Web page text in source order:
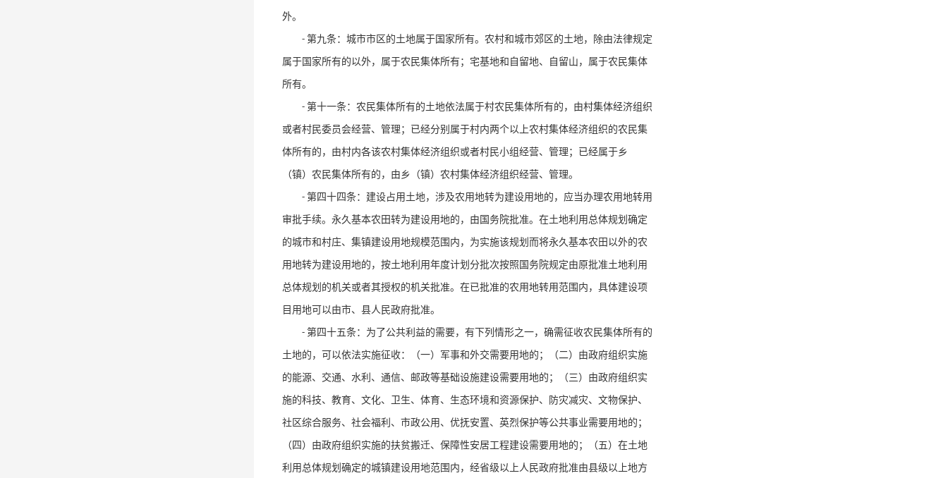
外。
- 第九条：城市市区的土地属于国家所有。农村和城市郊区的土地，除由法律规定
属于国家所有的以外，属于农民集体所有；宅基地和自留地、自留山，属于农民集体
所有。
- 第十一条：农民集体所有的土地依法属于村农民集体所有的，由村集体经济组织
或者村民委员会经营、管理；已经分别属于村内两个以上农村集体经济组织的农民集
体所有的，由村内各该农村集体经济组织或者村民小组经营、管理；已经属于乡
（镇）农民集体所有的，由乡（镇）农村集体经济组织经营、管理。
- 第四十四条：建设占用土地，涉及农用地转为建设用地的，应当办理农用地转用
审批手续。永久基本农田转为建设用地的，由国务院批准。在土地利用总体规划确定
的城市和村庄、集镇建设用地规模范围内，为实施该规划而将永久基本农田以外的农
用地转为建设用地的，按土地利用年度计划分批次按照国务院规定由原批准土地利用
总体规划的机关或者其授权的机关批准。在已批准的农用地转用范围内，具体建设项
目用地可以由市、县人民政府批准。
- 第四十五条：为了公共利益的需要，有下列情形之一，确需征收农民集体所有的
土地的，可以依法实施征收：（一）军事和外交需要用地的；（二）由政府组织实施
的能源、交通、水利、通信、邮政等基础设施建设需要用地的；（三）由政府组织实
施的科技、教育、文化、卫生、体育、生态环境和资源保护、防灾减灾、文物保护、
社区综合服务、社会福利、市政公用、优抚安置、英烈保护等公共事业需要用地的；
（四）由政府组织实施的扶贫搬迁、保障性安居工程建设需要用地的；（五）在土地
利用总体规划确定的城镇建设用地范围内，经省级以上人民政府批准由县级以上地方